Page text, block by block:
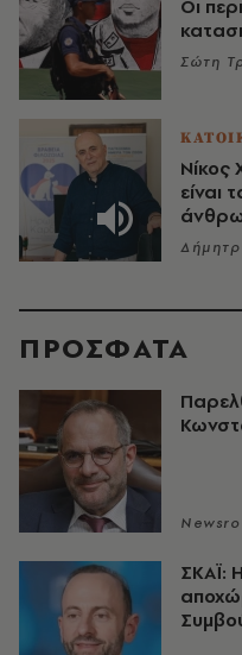
Οι
Σώτη
Νίκος
είναι
ΠΡΟΣΦΑΤΑ
ΣΚΑΪ: